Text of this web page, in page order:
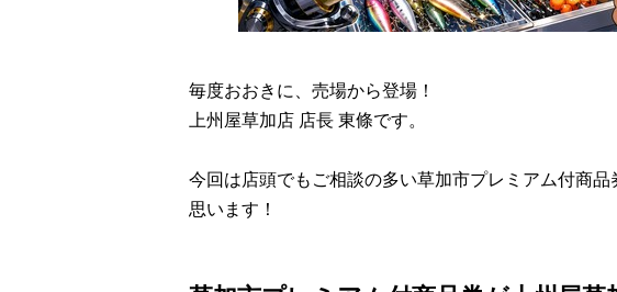
毎度おおきに、売場から登場！
上州屋草加店 店長 東條です。
今回は店頭でもご相談の多い草加市プレミアム付商
思います！